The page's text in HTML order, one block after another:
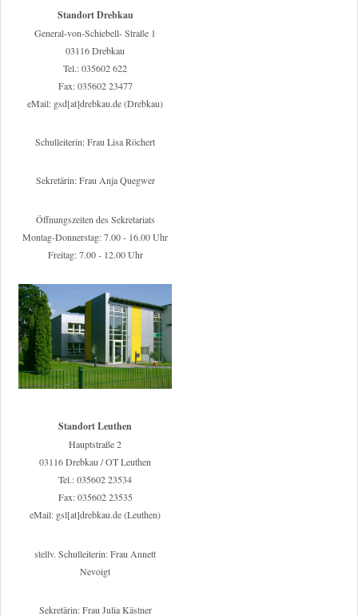
Standort Drebkau
General-von-Schiebell- Straße 1
03116 Drebkau
Tel.: 035602 622
Fax: 035602 23477
eMail: gsd[at]drebkau.de (Drebkau)
Schulleiterin: Frau Lisa Röchert
Sekretärin: Frau Anja Quegwer
Öffnungszeiten des Sekretariats
Montag-Donnerstag: 7.00 - 16.00 Uhr
Freitag: 7.00 - 12.00 Uhr
Standort Leuthen
Hauptstraße 2
03116 Drebkau / OT Leuthen
Tel.: 035602 23534
Fax: 035602 23535
eMail: gsl[at]drebkau.de (Leuthen)
stellv. Schulleiterin: Frau Annett
Nevoigt
Sekretärin: Frau Julia Kästner